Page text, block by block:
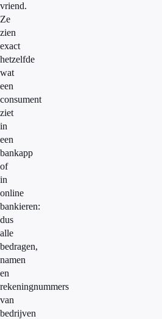
vriend.
Ze
zien
exact
hetzelfde
wat
een
consument
ziet
in
een
bankapp
of
in
online
bankieren:
dus
alle
bedragen,
namen
en
rekeningnummers
van
bedrijven